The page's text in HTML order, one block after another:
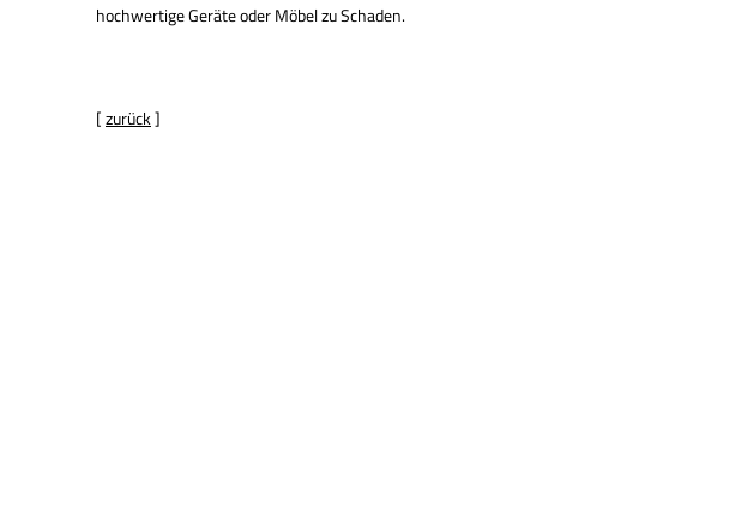
hochwertige Geräte oder Möbel zu Schaden.
[zurück]